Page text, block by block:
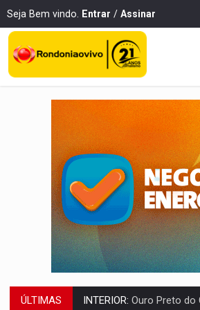
Seja Bem vindo. Entrar / Assinar
ÚLTIMAS INTERIOR: Ouro Preto do Oeste